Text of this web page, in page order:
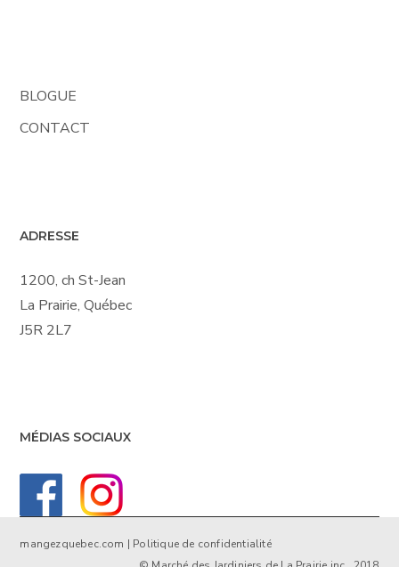
BLOGUE
CONTACT
ADRESSE
1200, ch St-Jean
La Prairie, Québec
J5R 2L7
MÉDIAS SOCIAUX
mangezquebec.com | Politique de confidentialité